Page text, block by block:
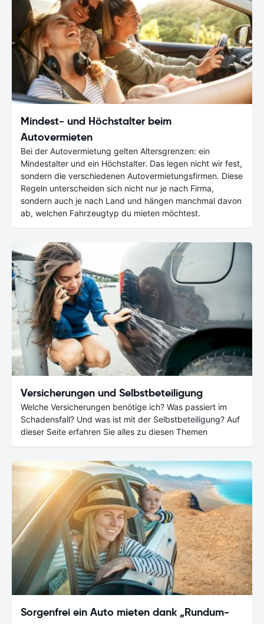
Mindest- und Höchstalter beim
Autovermieten
Bei der Autovermietung gelten Altersgrenzen: ein
Mindestalter und ein Höchstalter. Das legen nicht wir fest,
sondern die verschiedenen Autovermietungsfirmen. Diese
Regeln unterscheiden sich nicht nur je nach Firma,
sondern auch je nach Land und hängen manchmal davon
ab, welchen Fahrzeugtyp du mieten möchtest.
Versicherungen und Selbstbeteiligung
Welche Versicherungen benötige ich? Was passiert im
Schadensfall? Und was ist mit der Selbstbeteiligung? Auf
dieser Seite erfahren Sie alles zu diesen Themen
Sorgenfrei ein Auto mieten dank „Rundum-